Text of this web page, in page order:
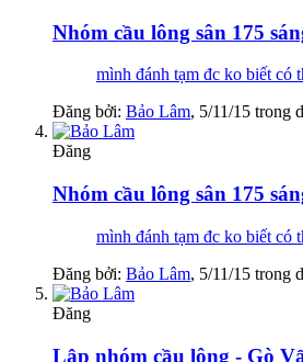
Nhóm cầu lông sân 175
mình đánh tạm đc ko biết có
Đăng bởi: Bảo Lâm, 5/11/15 trong
Đăng
Nhóm cầu lông sân 175
mình đánh tạm đc ko biết có
Đăng bởi: Bảo Lâm, 5/11/15 trong
Đăng
Lập nhóm cầu lông - Gò